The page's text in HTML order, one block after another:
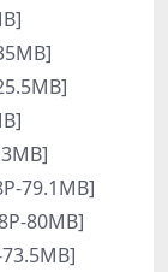
79.1MB]
80MB]